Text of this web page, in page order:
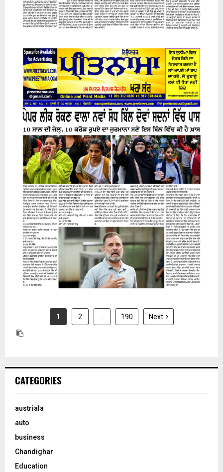
31 July 2026
1 2 … 190 Next
CATEGORIES
austriala
auto
business
Chandighar
Education